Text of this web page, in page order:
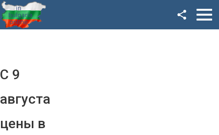
С 9
августа
цены в